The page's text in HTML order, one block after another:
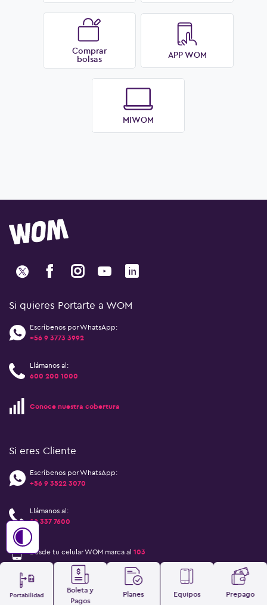
Boleta y
Equipos Prepago
Comprar
bolsas APP WOM
MIWOM
Si quieres Portarte a WOM
Escríbenos por WhatsApp:
+56 9 3773 3992
Llámanos al:
600 200 1000
Conoce nuestra cobertura
Si eres Cliente
Escríbenos por WhatsApp:
+56 9 3522 3070
Llámanos al:
22 337 7600
Desde tu celular WOM marca al 103